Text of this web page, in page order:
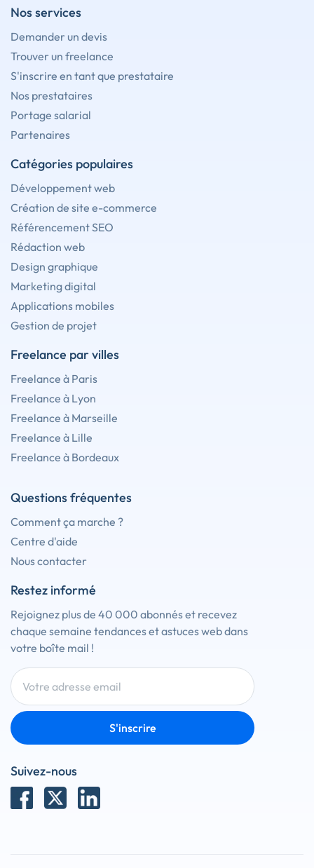
Nos services
Demander un devis
Trouver un freelance
S'inscrire en tant que prestataire
Nos prestataires
Portage salarial
Partenaires
Catégories populaires
Développement web
Création de site e-commerce
Référencement SEO
Rédaction web
Design graphique
Marketing digital
Applications mobiles
Gestion de projet
Freelance par villes
Freelance à Paris
Freelance à Lyon
Freelance à Marseille
Freelance à Lille
Freelance à Bordeaux
Questions fréquentes
Comment ça marche ?
Centre d'aide
Nous contacter
Restez informé
Rejoignez plus de 40 000 abonnés et recevez
chaque semaine tendances et astuces web dans
votre boîte mail !
S'inscrire
Suivez-nous